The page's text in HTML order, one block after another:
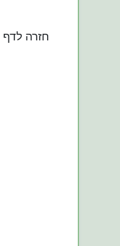
חזרה לדף